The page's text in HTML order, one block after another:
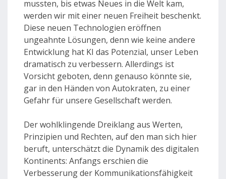
mussten, bis etwas Neues in die Welt kam,
werden wir mit einer neuen Freiheit beschenkt.
Diese neuen Technologien eröffnen
ungeahnte Lösungen, denn wie keine andere
Entwicklung hat KI das Potenzial, unser Leben
dramatisch zu verbessern. Allerdings ist
Vorsicht geboten, denn genauso könnte sie,
gar in den Händen von Autokraten, zu einer
Gefahr für unsere Gesellschaft werden.
Der wohlklingende Dreiklang aus Werten,
Prinzipien und Rechten, auf den man sich hier
beruft, unterschätzt die Dynamik des digitalen
Kontinents: Anfangs erschien die
Verbesserung der Kommunikationsfähigkeit